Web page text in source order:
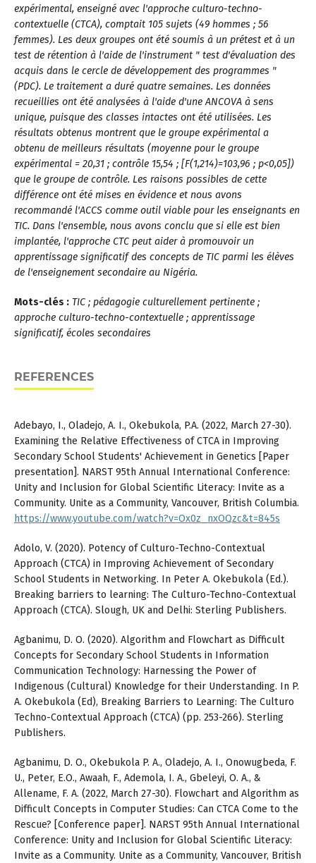
expérimental, enseigné avec l'approche culturo-techno-
contextuelle (CTCA), comptait 105 sujets (49 hommes ; 56
femmes). Les deux groupes ont été soumis à un prétest et à un
test de rétention à l'aide de l'instrument " test d'évaluation des
acquis dans le cercle de développement des programmes "
(PDC). Le traitement a duré quatre semaines. Les données
recueillies ont été analysées à l'aide d'une ANCOVA à sens
unique, puisque des classes intactes ont été utilisées. Les
résultats obtenus montrent que le groupe expérimental a
obtenu de meilleurs résultats (moyenne pour le groupe
expérimental = 20,31 ; contrôle 15,54 ; [F(1,214)=103,96 ; p<0,05])
que le groupe de contrôle. Les raisons possibles de cette
différence ont été mises en évidence et nous avons
recommandé l'ACCS comme outil viable pour les enseignants en
TIC. Dans l'ensemble, nous avons conclu que si elle est bien
implantée, l'approche CTC peut aider à promouvoir un
apprentissage significatif des concepts de TIC parmi les élèves
de l'enseignement secondaire au Nigéria.
Mots-clés : TIC ; pédagogie culturellement pertinente ;
approche culturo-techno-contextuelle ; apprentissage
significatif, écoles secondaires
REFERENCES
Adebayo, I., Oladejo, A. I., Okebukola, P.A. (2022, March 27-30).
Examining the Relative Effectiveness of CTCA in Improving
Secondary School Students' Achievement in Genetics [Paper
presentation]. NARST 95th Annual International Conference:
Unity and Inclusion for Global Scientific Literacy: Invite as a
Community. Unite as a Community, Vancouver, British Columbia.
https://www.youtube.com/watch?v=Ox0z_nxOQzc&t=845s
Adolo, V. (2020). Potency of Culturo-Techno-Contextual
Approach (CTCA) in Improving Achievement of Secondary
School Students in Networking. In Peter A. Okebukola (Ed.).
Breaking barriers to learning: The Culturo-Techno-Contextual
Approach (CTCA). Slough, UK and Delhi: Sterling Publishers.
Agbanimu, D. O. (2020). Algorithm and Flowchart as Difficult
Concepts for Secondary School Students in Information
Communication Technology: Harnessing the Power of
Indigenous (Cultural) Knowledge for their Understanding. In P.
A. Okebukola (Ed), Breaking Barriers to Learning: The Culturo
Techno-Contextual Approach (CTCA) (pp. 253-266). Sterling
Publishers.
Agbanimu, D. O., Okebukola P. A., Oladejo, A. I., Onowugbeda, F.
U., Peter, E.O., Awaah, F., Ademola, I. A., Gbeleyi, O. A., &
Allename, F. A. (2022, March 27-30). Flowchart and Algorithm as
Difficult Concepts in Computer Studies: Can CTCA Come to the
Rescue? [Conference paper]. NARST 95th Annual International
Conference: Unity and Inclusion for Global Scientific Literacy:
Invite as a Community. Unite as a Community, Vancouver, British